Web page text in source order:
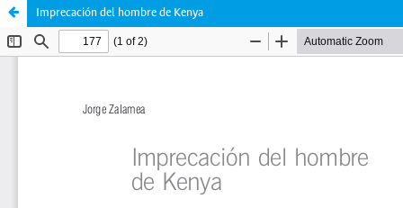
Imprecación del hombre de Kenya